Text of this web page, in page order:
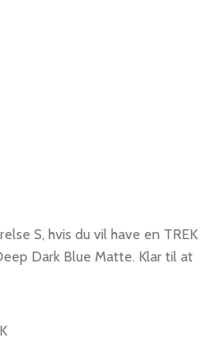
S, hvis du vil have en TREK
Dark Blue Matte. Klar til at